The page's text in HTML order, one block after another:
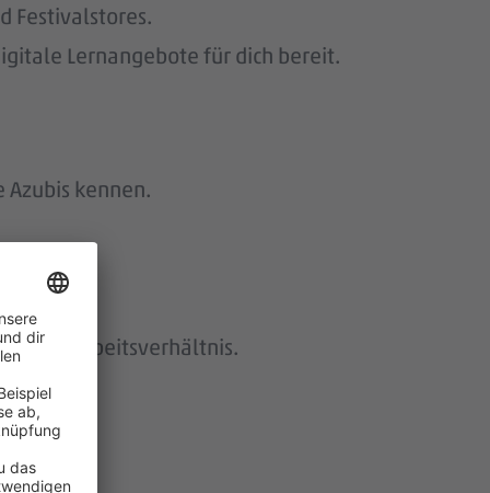
Festivalstores.
Lernangebote für dich bereit.
kennen.
Arbeitsverhältnis.